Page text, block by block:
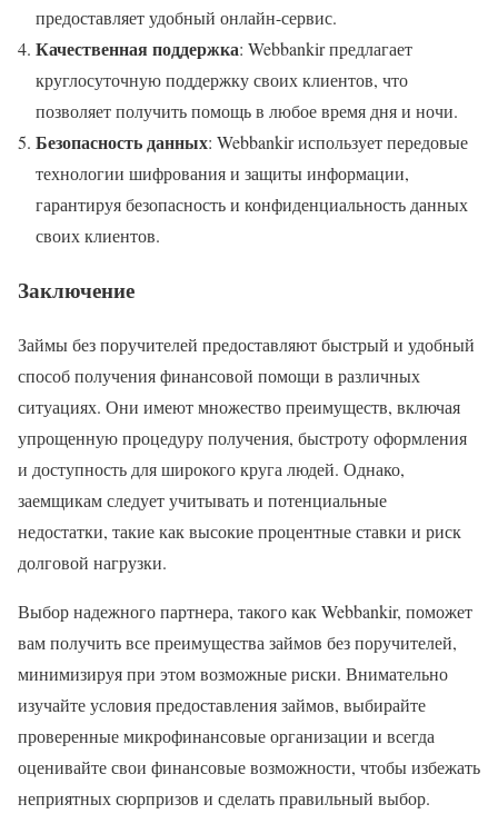
предоставляет удобный онлайн-сервис.
Качественная поддержка: Webbankir предлагает
круглосуточную поддержку своих клиентов, что
позволяет получить помощь в любое время дня и ночи.
Безопасность данных: Webbankir использует передовые
технологии шифрования и защиты информации,
гарантируя безопасность и конфиденциальность данных
своих клиентов.
Заключение
Займы без поручителей предоставляют быстрый и удобный
способ получения финансовой помощи в различных
ситуациях. Они имеют множество преимуществ, включая
упрощенную процедуру получения, быстроту оформления
и доступность для широкого круга людей. Однако,
заемщикам следует учитывать и потенциальные
недостатки, такие как высокие процентные ставки и риск
долговой нагрузки.
Выбор надежного партнера, такого как Webbankir, поможет
вам получить все преимущества займов без поручителей,
минимизируя при этом возможные риски. Внимательно
изучайте условия предоставления займов, выбирайте
проверенные микрофинансовые организации и всегда
оценивайте свои финансовые возможности, чтобы избежать
неприятных сюрпризов и сделать правильный выбор.